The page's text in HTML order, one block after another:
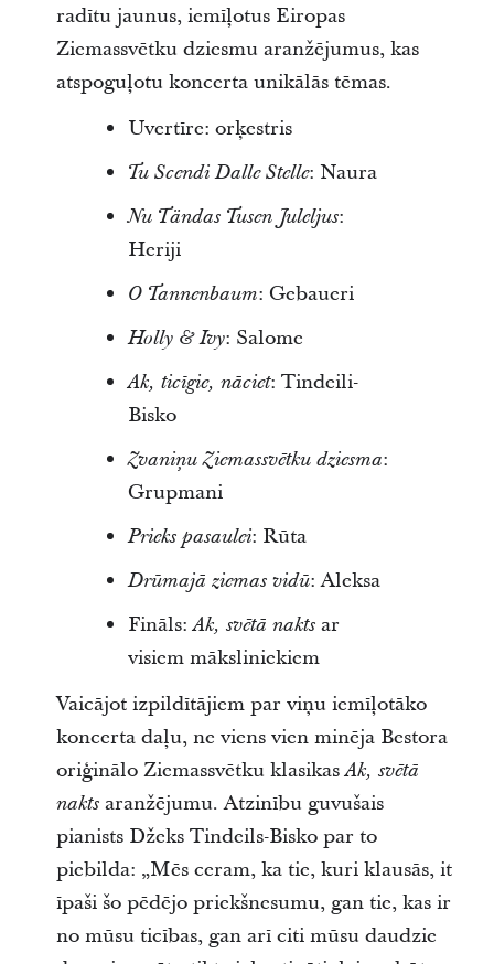
radītu jaunus, iemīļotus Eiropas
Ziemassvētku dziesmu aranžējumus, kas
atspoguļotu koncerta unikālās tēmas.
Uvertīre: orķestris
Tu Scendi Dalle Stelle: Naura
Nu Tändas Tusen Juleljus:
Heriji
O Tannenbaum: Gebaueri
Holly & Ivy: Salome
Ak, ticīgie, nāciet: Tindeili-
Bisko
Zvaniņu Ziemassvētku dziesma:
Grupmani
Prieks pasaulei: Rūta
Drūmajā ziemas vidū: Aleksa
Fināls:Ak, svētā nakts ar
visiem māksliniekiem
Vaicājot izpildītājiem par viņu iemīļotāko
koncerta daļu, ne viens vien minēja Bestora
oriģinālo Ziemassvētku klasikasAk, svētā
naktsaranžējumu. Atzinību guvušais
pianists Džeks Tindeils-Bisko par to
piebilda: „Mēs ceram, ka tie, kuri klausās, it
īpaši šo pēdējo priekšnesumu, gan tie, kas ir
no mūsu ticības, gan arī citi mūsu daudzie